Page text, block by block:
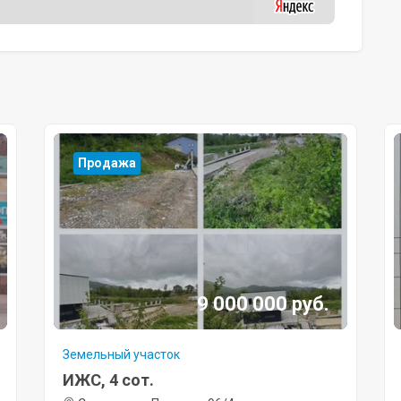
Продажа
9 000 000 руб.
Земельный участок
ИЖС, 4 сот.